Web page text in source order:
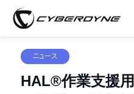
ニュース
HAL®作業支援